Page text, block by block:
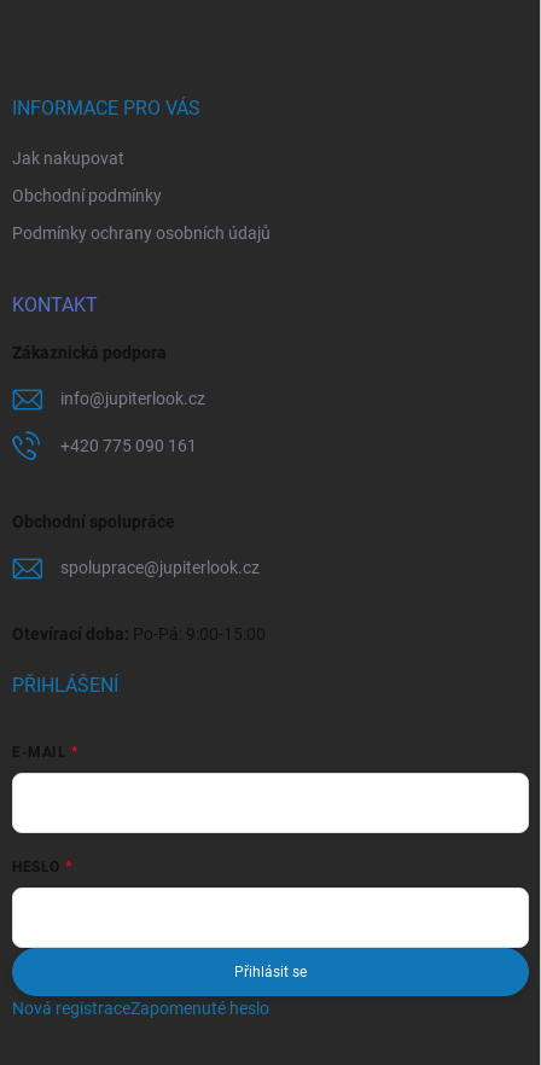
INFORMACE PRO VÁS
Jak nakupovat
Obchodní podmínky
Podmínky ochrany osobních údajů
KONTAKT
Zákaznická podpora
info@jupiterlook.cz
+420 775 090 161
Obchodní spolupráce
spoluprace@jupiterlook.cz
Otevírací doba: Po-Pá: 9:00-15:00
PŘIHLÁŠENÍ
E-MAIL
HESLO
Přihlásit se
Nová registraceZapomenuté heslo